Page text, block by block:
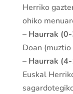
Herriko
ohiko
– Haurrak
Doan
– Haurrak
Euskal